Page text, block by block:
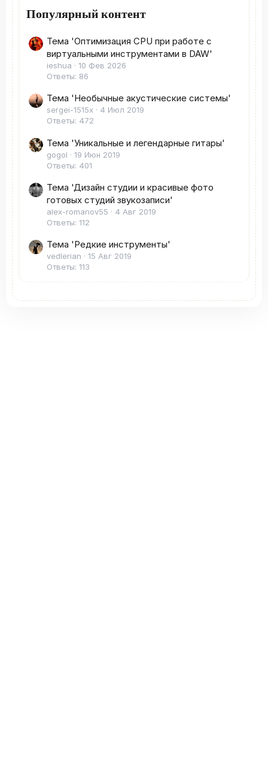
Популярный контент
Тема 'Оптимизация CPU при работе с
виртуальными инструментами в DAW'
ieshua
10 Фев 2026
Ответы: 86
Тема 'Необычные акустические системы'
sergei-1515x
4 Июл 2019
Ответы: 472
Тема 'Уникальные и легендарные гитары'
gogol
19 Июн 2019
Ответы: 401
Тема 'Дизайн студии и красивые фото
готовых студий звукозаписи'
alex-romanov55
4 Авг 2019
Ответы: 112
Тема 'Редкие инструменты'
vedlerian
15 Авг 2019
Ответы: 113